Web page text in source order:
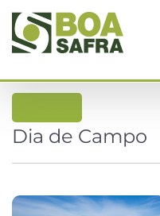
Dia de Campo